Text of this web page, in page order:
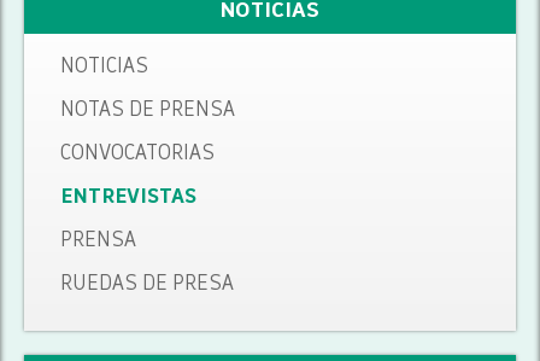
NOTICIAS
NOTICIAS
NOTAS DE PRENSA
CONVOCATORIAS
ENTREVISTAS
PRENSA
RUEDAS DE PRESA